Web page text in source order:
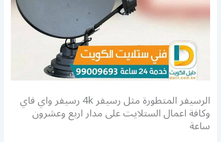
الرسيفر المتطورة مثل رسيفر 4k رسيفر واي فاي
وكافة اعمال الستلايت على مدار اربع وعشرون
ساعة